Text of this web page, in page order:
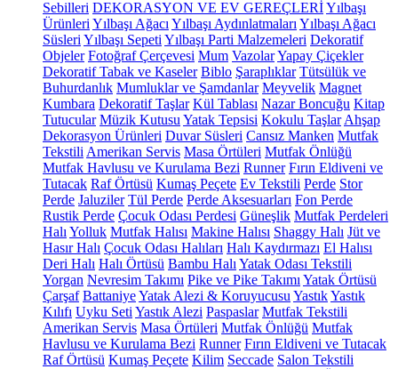
Sebilleri DEKORASYON VE EV GEREÇLERİYılbaşı
Ürünleri Yılbaşı Ağacı Yılbaşı Aydınlatmaları Yılbaşı Ağacı
Süsleri Yılbaşı Sepeti Yılbaşı Parti Malzemeleri Dekoratif
Objeler Fotoğraf Çerçevesi Mum VazolarYapay Çiçekler
Dekoratif Tabak ve Kaseler Biblo Şaraplıklar Tütsülük ve
Buhurdanlık Mumluklar ve Şamdanlar Meyvelik Magnet
Kumbara Dekoratif Taşlar Kül Tablası Nazar Boncuğu Kitap
Tutucular Müzik Kutusu Yatak Tepsisi Kokulu Taşlar Ahşap
Dekorasyon Ürünleri Duvar Süsleri Cansız Manken Mutfak
Tekstili Amerikan Servis Masa Örtüleri Mutfak Önlüğü
Mutfak Havlusu ve Kurulama Bezi Runner Fırın Eldiveni ve
Tutacak Raf Örtüsü Kumaş Peçete Ev Tekstili Perde Stor
Perde Jaluziler Tül Perde Perde Aksesuarları Fon Perde
Rustik Perde Çocuk Odası Perdesi Güneşlik Mutfak Perdeleri
Halı Yolluk Mutfak Halısı Makine Halısı Shaggy Halı Jüt ve
Hasır Halı Çocuk Odası Halıları Halı Kaydırmazı El Halısı
Deri Halı Halı Örtüsü Bambu Halı Yatak Odası Tekstili
Yorgan Nevresim Takımı Pike ve Pike Takımı Yatak Örtüsü
Çarşaf BattaniyeYatak Alezi & Koruyucusu YastıkYastık
Kılıfı Uyku Seti Yastık Alezi Paspaslar Mutfak Tekstili
Amerikan Servis Masa Örtüleri Mutfak Önlüğü Mutfak
Havlusu ve Kurulama Bezi Runner Fırın Eldiveni ve Tutacak
Raf Örtüsü Kumaş Peçete Kilim Seccade Salon Tekstili